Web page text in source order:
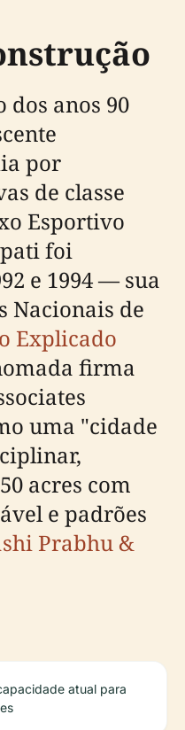
anos 90
por
de classe
Esportivo
foi
e 1994 — sua
Nacionais de
Explicado
firma
uma "cidade
acres com
e padrões
Prabhu &
atual para